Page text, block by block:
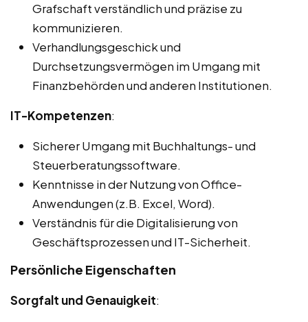
Grafschaft verständlich und präzise zu
kommunizieren.
Verhandlungsgeschick und
Durchsetzungsvermögen im Umgang mit
Finanzbehörden und anderen Institutionen.
IT-Kompetenzen:
Sicherer Umgang mit Buchhaltungs- und
Steuerberatungssoftware.
Kenntnisse in der Nutzung von Office-
Anwendungen (z.B. Excel, Word).
Verständnis für die Digitalisierung von
Geschäftsprozessen und IT-Sicherheit.
Persönliche Eigenschaften
Sorgfalt und Genauigkeit: